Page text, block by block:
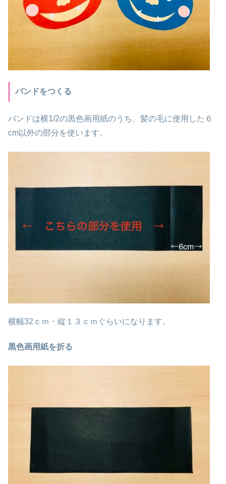
バンドをつくる
バンドは横1/2の黒色画用紙のうち、髪の毛に使用した６
cm以外の部分を使います。
横幅32ｃｍ・縦１３ｃｍぐらいになります。
黒色画用紙を折る